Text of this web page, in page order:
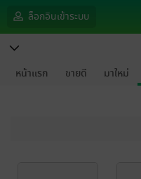
ล็อกอินเข้าระบบ
หน้าแรก ขายดี มาใหม่